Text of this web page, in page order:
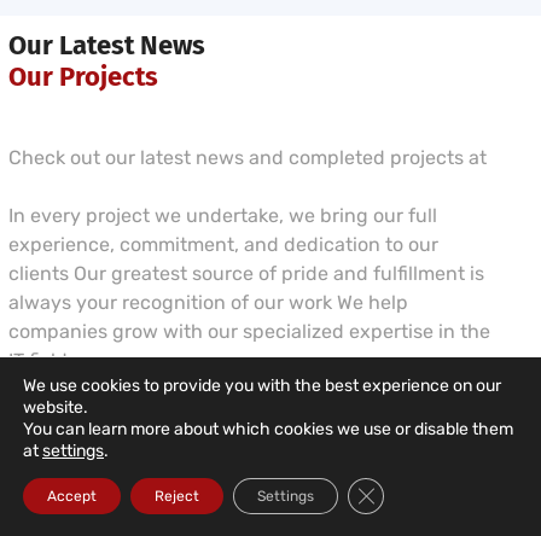
Our Latest News
Our Projects
Check out our latest news and completed projects at
In every project we undertake, we bring our full
experience, commitment, and dedication to our
clients Our greatest source of pride and fulfillment is
always your recognition of our work We help
companies grow with our specialized expertise in the
IT field
We use cookies to provide you with the best experience on our
website.
You can learn more about which cookies we use or disable them
atsettings.
Accept Reject Settings Close GDPR Cookie